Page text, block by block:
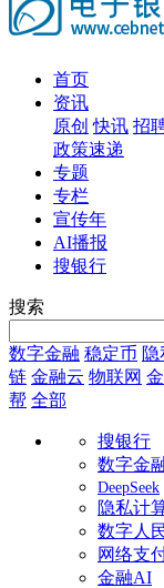
首页
资讯
原创 快讯 招
政策速递
专题
专栏
宣传年
AI播报
搜银行
搜索
数字金融 稳定币
链 金融云 物联网
帮 全部
搜银行
数字金
DeepSeek
隐私计
数字人
网络支
金融AI